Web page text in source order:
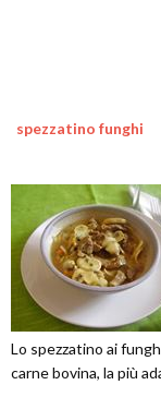
spezzatino funghi
Lo spezzatino ai
carne bovina, la più